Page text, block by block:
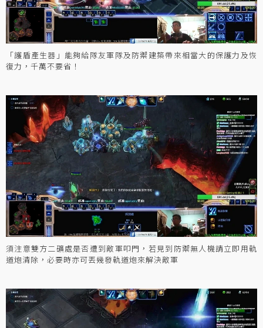
「護盾產生器」能夠給隊友軍隊及防禦建築帶來相當大的保護力及恢
復力，千萬不要省！
須注意雙方二礦處是否遭到敵軍叩門，若見到防禦無人機請立即用軌
道炮清除，必要時亦可丟幾發軌道炮來解決敵軍